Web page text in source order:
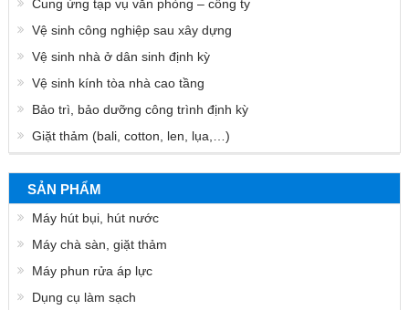
Cung ứng tạp vụ văn phòng – công ty
Vệ sinh công nghiệp sau xây dựng
Vệ sinh nhà ở dân sinh định kỳ
Vệ sinh kính tòa nhà cao tầng
Bảo trì, bảo dưỡng công trình định kỳ
Giặt thảm (bali, cotton, len, lụa,…)
SẢN PHẨM
Máy hút bụi, hút nước
Máy chà sàn, giặt thảm
Máy phun rửa áp lực
Dụng cụ làm sạch